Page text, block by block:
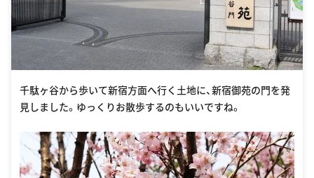
千駄ヶ谷から歩いて新宿方面へ行く土地に、新宿御苑の門を発
見しました。ゆっくりお散歩するのもいいですね。